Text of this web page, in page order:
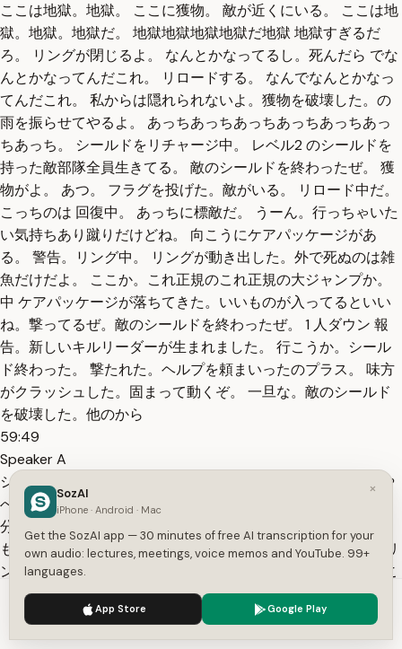
ここは地獄。地獄。 ここに獲物。 敵が近くにいる。 ここは地
獄。地獄。地獄だ。 地獄地獄地獄地獄だ地獄 地獄すぎるだ
ろ。 リングが閉じるよ。 なんとかなってるし。死んだら でな
んとかなってんだこれ。 リロードする。 なんでなんとかなっ
てんだこれ。 私からは隠れられないよ。獲物を破壊した。の
雨を振らせてやるよ。 あっちあっちあっちあっちあっちあっ
ちあっち。 シールドをリチャージ中。 レベル2 のシールドを
持った敵部隊全員生きてる。 敵のシールドを終わったぜ。 獲
物がよ。 あつ。 フラグを投げた。敵がいる。 リロード中だ。
こっちのは 回復中。 あっちに標敵だ。 うーん。行っちゃいた
い気持ちあり蹴りだけどね。 向こうにケアパッケージがあ
る。 警告。リング中。 リングが動き出した。外で死ぬのは雑
魚だけだよ。 ここか。これ正規のこれ正規の大ジャンプか。
中 ケアパッケージが落ちてきた。いいものが入ってるといい
ね。撃ってるぜ。敵のシールドを終わったぜ。 1 人ダウン 報
告。新しいキルリーダーが生まれました。 行こうか。シール
ド終わった。 撃たれた。ヘルプを頼まいったのプラス。 味方
がクラッシュした。固まって動くぞ。 一旦な。敵のシールド
を破壊した。他のから
59:49
Speaker A
シールドを破壊した。 他の部隊が撃ってしを全開にする。 や
べ、敵に行っちゃった。 シールドをリチャージしてるよ。半
分だってるよ。 おが来るぞ。 やべ、 死にかけ。 てか死んだ。
もはや なんか生きてる。本当になんか生きてる。 あと1分。リ
ングは近い。行くぞ。 立ち止まるのは好き。 回復がない。 こ
っちに獲物。レベル2 の展開。を上げていくぞ。リングは近
い。あと 45秒で閉じるよ。つ いて。 何やってんの?
60:43
We use cookies to enhance your experience.
×
SozAI
iPhone · Android · Mac
Get the SozAI app — 30 minutes of free AI transcription for your
own audio: lectures, meetings, voice memos and YouTube. 99+
languages.
App Store Google Play